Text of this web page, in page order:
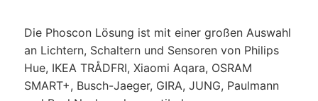
Die Phoscon Lösung ist mit einer großen Auswahl
an Lichtern, Schaltern und Sensoren von Philips
Hue, IKEA TRÅDFRI, Xiaomi Aqara, OSRAM
SMART+, Busch-Jaeger, GIRA, JUNG, Paulmann